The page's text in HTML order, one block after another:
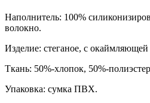
Наполнитель: 100%
волокно.
Изделие: стеганое, с окаймляющей
Ткань: 50%-хлопок, 50%-
Упаковка: сумка ПВХ.